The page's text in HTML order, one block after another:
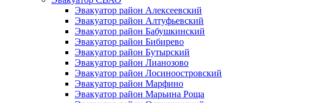
Эвакуатор район Алексеевский
Эвакуатор район Алтуфьевский
Эвакуатор район Бабушкинский
Эвакуатор район Бибирево
Эвакуатор район Бутырский
Эвакуатор район Лианозово
Эвакуатор район Лосиноостровский
Эвакуатор район Марфино
Эвакуатор район Марьина Роща